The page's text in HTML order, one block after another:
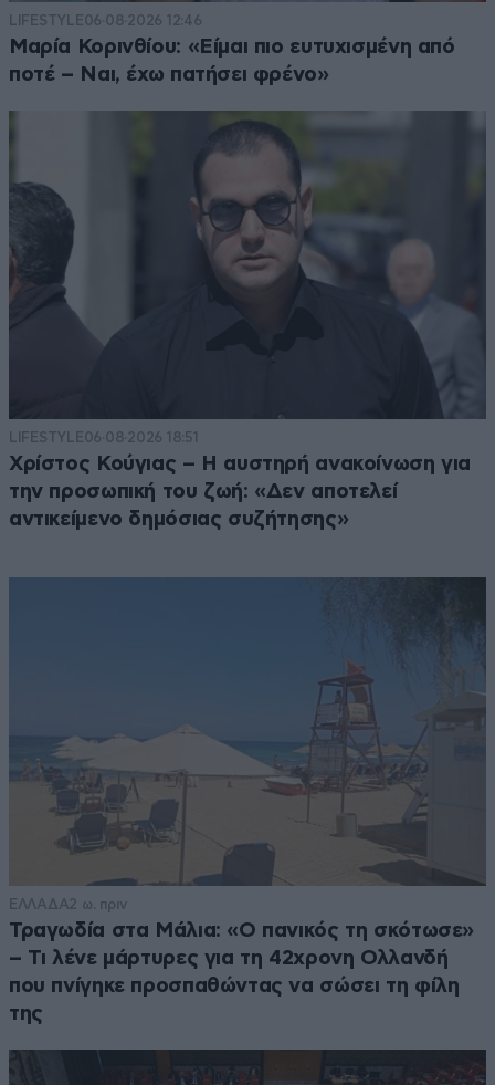
LIFESTYLE06·08·2026 12:46
Μαρία Κορινθίου: «Είμαι πιο ευτυχισμένη από
ποτέ – Ναι, έχω πατήσει φρένο»
LIFESTYLE06·08·2026 18:51
Χρίστος Κούγιας – Η αυστηρή ανακοίνωση για
την προσωπική του ζωή: «Δεν αποτελεί
αντικείμενο δημόσιας συζήτησης»
ΕΛΛΑΔΑ2 ω. πριν
Τραγωδία στα Μάλια: «Ο πανικός τη σκότωσε»
– Τι λένε μάρτυρες για τη 42χρονη Ολλανδή
που πνίγηκε προσπαθώντας να σώσει τη φίλη
της